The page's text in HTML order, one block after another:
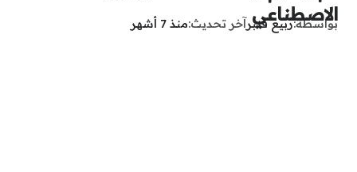
الاصطناعي
بواسطةربيع قنبرآخر تحديث منذ 7 أشهر